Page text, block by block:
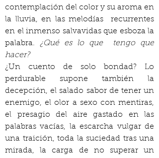
contemplación del color y su aroma en
la lluvia, en las melodías  recurrentes
en el inmenso salvavidas que esboza la
palabra. ¿Qué es lo que  tengo que
hacer?
¿Un cuento de solo bondad? Lo
perdurable supone también la
decepción, el salado sabor de tener un
enemigo, el olor a sexo con mentiras,
el presagio del aire gastado en las
palabras vacías, la escarcha vulgar de
una traición, toda la suciedad tras una
mirada, la carga de no superar un